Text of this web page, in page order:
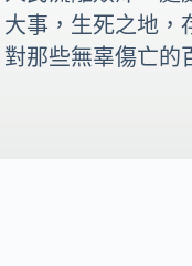
大事，生死之地，
對那些無辜傷亡的